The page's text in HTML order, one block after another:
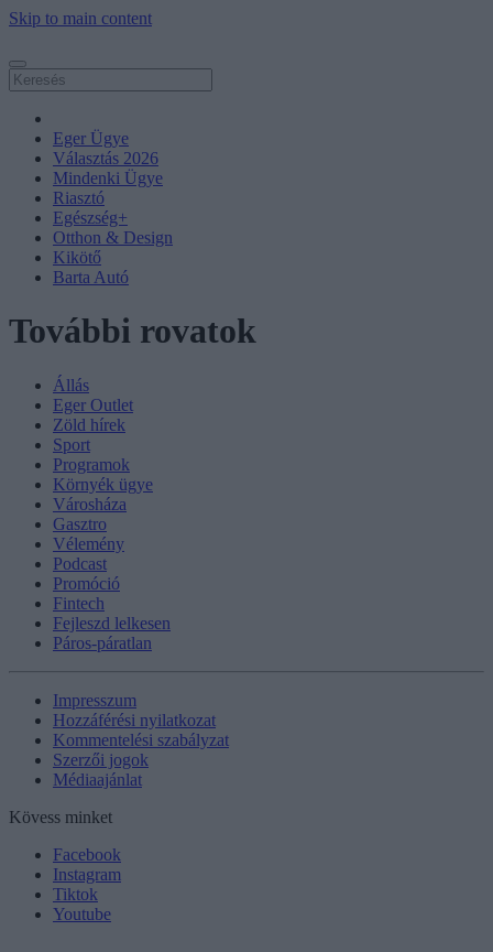
Skip to main content
Eger Ügye
Választás 2026
Mindenki Ügye
Riasztó
Egészség+
Otthon & Design
Kikötő
Barta Autó
További rovatok
Állás
Eger Outlet
Zöld hírek
Sport
Programok
Környék ügye
Városháza
Gasztro
Vélemény
Podcast
Promóció
Fintech
Fejleszd lelkesen
Páros-páratlan
Impresszum
Hozzáférési nyilatkozat
Kommentelési szabályzat
Szerzői jogok
Médiaajánlat
Kövess minket
Facebook
Instagram
Tiktok
Youtube